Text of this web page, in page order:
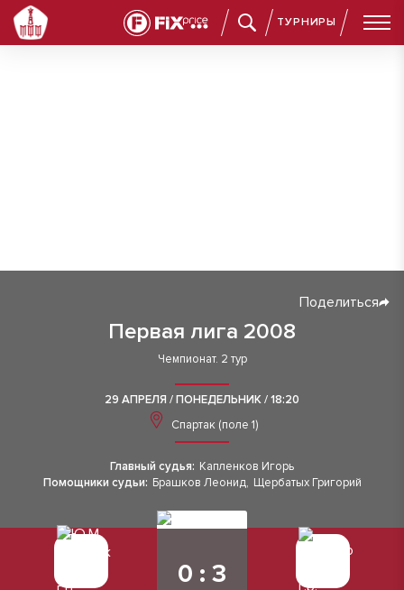
ТУРНИРЫ
Первая лига 2008
Поделиться
Чемпионат. 2 тур
29 АПРЕЛЯ / ПОНЕДЕЛЬНИК / 18:20
Спартак (поле 1)
Главный судья: Капленков Игорь
Помощники судьи: Брашков Леонид, Щербатых Григорий
0 : 3